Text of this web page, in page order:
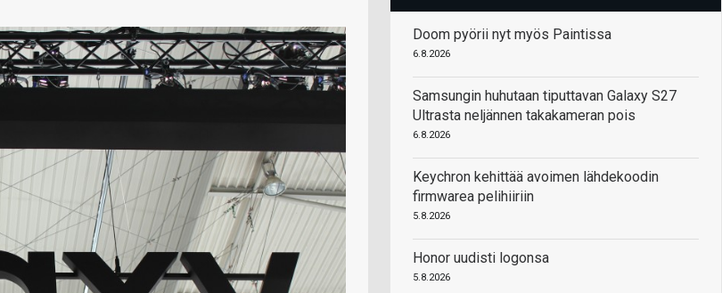
Doom pyörii nyt myös Paintissa
6.8.2026
Samsungin huhutaan tiputtavan Galaxy S27
Ultrasta neljännen takakameran pois
6.8.2026
Keychron kehittää avoimen lähdekoodin
firmwarea pelihiiriin
5.8.2026
Honor uudisti logonsa
5.8.2026